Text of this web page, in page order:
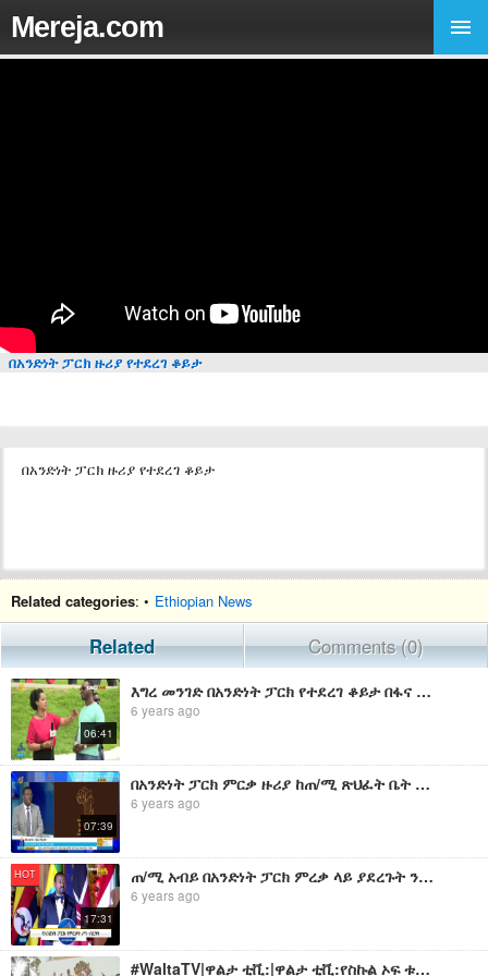
Mereja.com
በአንድነት ፓርክ ዙሪያ የተደረገ ቆይታ
በአንድነት ፓርክ ዙሪያ የተደረገ ቆይታ
Related categories: • Ethiopian News
Related Comments (0)
06:41
እግረ መንገድ በአንድነት ፓርክ የተደረገ ቆይታ በፋና ቀለማት
6 years ago
07:39
በአንድነት ፓርክ ምርቃ ዙሪያ ከጠ/ሚ ጽህፈት ቤት ፕሬስ ሴክሬታሪያት አቶ ንጉሱ ጥላሁን ጋር የተደረገ ቆይታ
6 years ago
HOT
17:31
ጠ/ሚ አብይ በአንድነት ፓርክ ምረቃ ላይ ያደረጉት ንግግር
6 years ago
#WaltaTV|ዋልታ ቲቪ:|ዋልታ ቲቪ:የስኩል ኦፍ ቱሞሮ በአንድነት ፓርክ